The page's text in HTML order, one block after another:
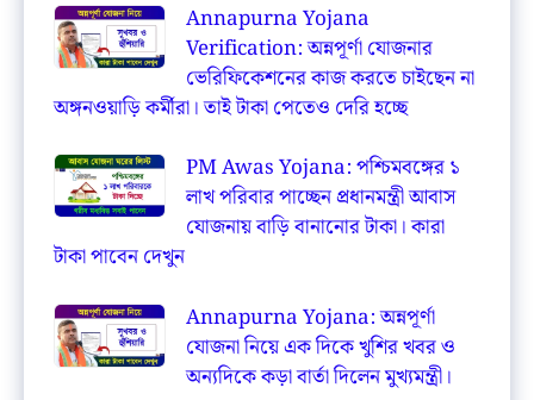
Annapurna Yojana
Verification: অন্নপূর্ণা যোজনার
ভেরিফিকেশনের কাজ করতে চাইছেন না
অঙ্গনওয়াড়ি কর্মীরা। তাই টাকা পেতেও দেরি হচ্ছে
PM Awas Yojana: পশ্চিমবঙ্গের ১
লাখ পরিবার পাচ্ছেন প্রধানমন্ত্রী আবাস
যোজনায় বাড়ি বানানোর টাকা। কারা
টাকা পাবেন দেখুন
Annapurna Yojana: অন্নপূর্ণা
যোজনা নিয়ে এক দিকে খুশির খবর ও
অন্যদিকে কড়া বার্তা দিলেন মুখ্যমন্ত্রী।